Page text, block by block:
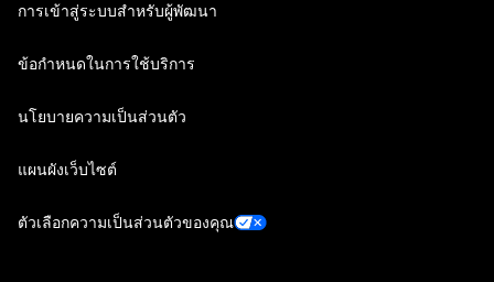
การเข้าสู่ระบบสำหรับผู้พัฒนา
ข้อกำหนดในการใช้บริการ
นโยบายความเป็นส่วนตัว
แผนผังเว็บไซต์
ตัวเลือกความเป็นส่วนตัวของคุณ